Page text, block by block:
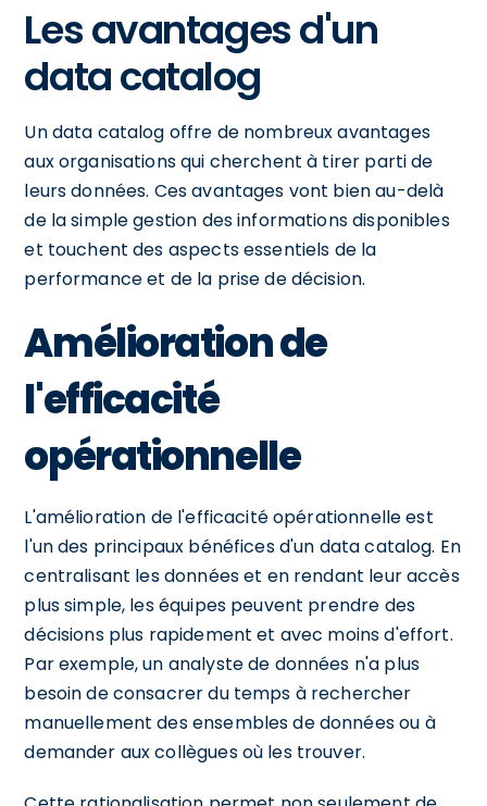
Les avantages d'un
data catalog
Un data catalog offre de nombreux avantages
aux organisations qui cherchent à tirer parti de
leurs données. Ces avantages vont bien au-delà
de la simple gestion des informations disponibles
et touchent des aspects essentiels de la
performance et de la prise de décision.
Amélioration de
l'efficacité
opérationnelle
L'amélioration de l'efficacité opérationnelle est
l'un des principaux bénéfices d'un data catalog. En
centralisant les données et en rendant leur accès
plus simple, les équipes peuvent prendre des
décisions plus rapidement et avec moins d'effort.
Par exemple, un analyste de données n'a plus
besoin de consacrer du temps à rechercher
manuellement des ensembles de données ou à
demander aux collègues où les trouver.